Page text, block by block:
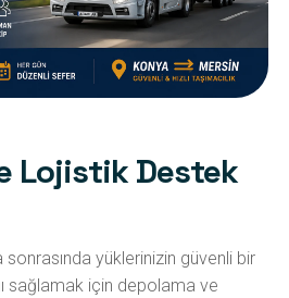
Lojistik Destek
yüklerinizin güvenli bir
sağlamak için depolama ve